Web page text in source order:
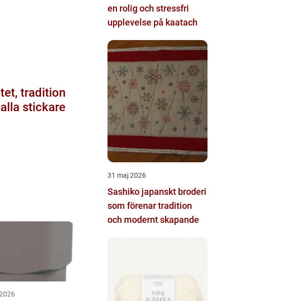
stickare
en rolig och stressfri
upplevelse på kaatach
31 maj 2026
Sashiko japanskt broderi
som förenar tradition
och modernt skapande